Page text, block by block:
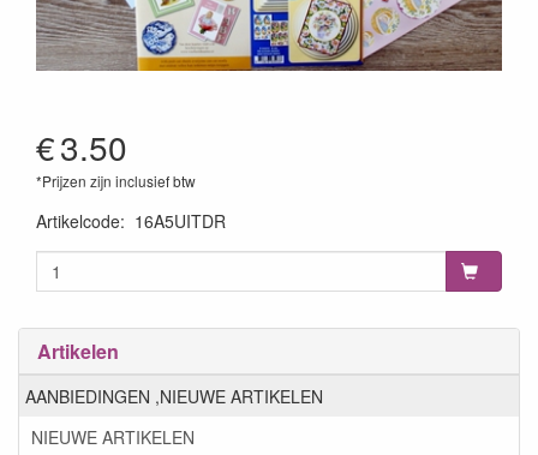
€3.50
*Prijzen zijn inclusief btw
Artikelcode: 16A5UITDR
Artikelen
AANBIEDINGEN ,NIEUWE ARTIKELEN
NIEUWE ARTIKELEN